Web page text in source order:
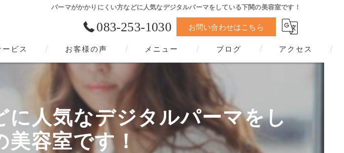
パーマがかかりにくい方などに人気なデジタルパーマをしている下関の美容室です！
083-253-1030 お問い合わせはこちら
お客様の声
ービス お客様の声 メニュー ブログ アクセス
人気なデジタルパーマをし
美容室です！